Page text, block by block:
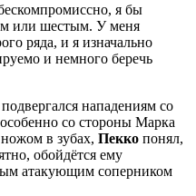
я бы
или шестым. У меня
ряда, и я изначально
и немного беречь
нападениям со
со стороны Марка
в зубах, Пекко понял,
обойдётся ему
атакующим соперником